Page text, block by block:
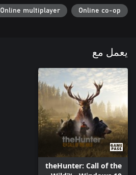
Online co-op
Online multiplayer
يعمل مع
theHunter: Call of the